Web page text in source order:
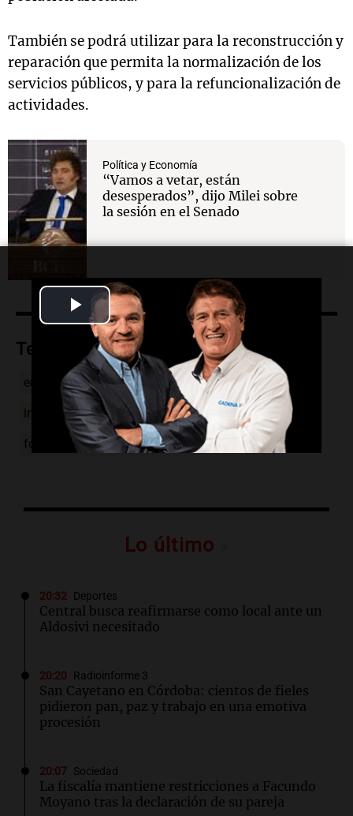
Play
Video
También se podrá utilizar para la reconstrucción y
reparación que permita la normalización de los
servicios públicos, y para la refuncionalización de
actividades.
Política y Economía
“Vamos a vetar, están
desesperados”, dijo Milei sobre
la sesión en el Senado
Temas
emergencia Bahía Blanca veto presidencial
inundaciones Buenos Aires
fondo especial reconstrucción
Lo último
20:32 Deportes
Central busca reafirmarse como local ante un
Aldosivi necesitado
20:20 Radioinforme 3
San Cayetano en Córdoba: cientos de fieles
pidieron pan, paz y trabajo en una emotiva
procesión
20:07 Sociedad
La fiscalía mantiene restricciones a Facundo
Moyano tras la declaración de su pareja